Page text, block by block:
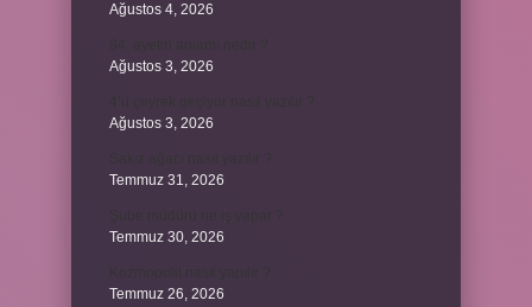
Ağustos 4, 2026
Ağustos 3, 2026
Ağustos 3, 2026
Temmuz 31, 2026
Temmuz 30, 2026
Temmuz 26, 2026